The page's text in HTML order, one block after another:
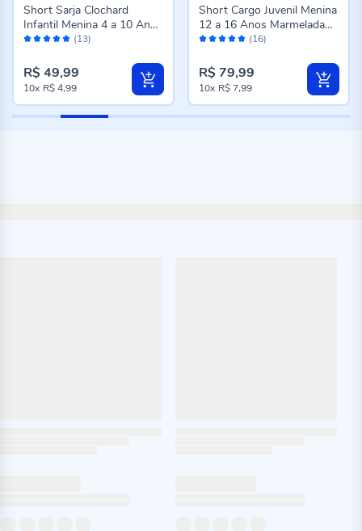
Avaliação: (13)
Short Sarja Clochard
Infantil Menina 4 a 10 Anos
Marmelada Rosa
R$ 49,99
10x R$ 4,99
Avaliação: (16)
Short Cargo Juvenil Menina
12 a 16 Anos Marmelada
Jeans
R$ 79,99
10x R$ 7,99